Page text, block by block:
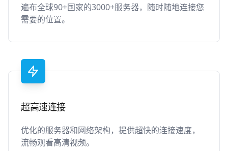
遍布全球90+国家的3000+服务器，随时随地连接您
需要的位置。
超高速连接
优化的服务器和网络架构，提供超快的连接速度，
流畅观看高清视频。